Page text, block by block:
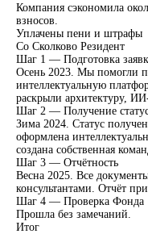
Компания сэкономила
взносов.
Уплачены пени и штрафы
Со Сколково Резидент
Шаг 1 — Подготовка
Осень 2023. Мы помогли
интеллектуальную
раскрыли архитектуру,
Шаг 2 — Получение
Зима 2024. Статус
оформлена
создана собственная
Шаг 3 — Отчётность
Весна 2025. Все
консультантами. Отчёт
Шаг 4 — Проверка Фонда
Прошла без замечаний.
Итог